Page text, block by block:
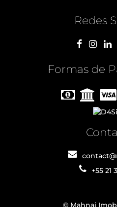
Redes
Formas de
+55 21
© Mahnai